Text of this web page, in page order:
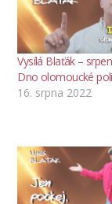
Vysílá Blaťák –
Dno olomoucké
16. srpna 2022